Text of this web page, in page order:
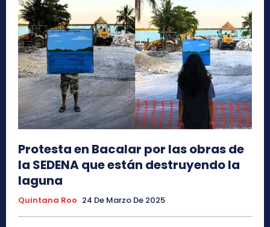
Protesta en Bacalar por las obras de
la SEDENA que están destruyendo la
laguna
Quintana Roo 24 De Marzo De 2025